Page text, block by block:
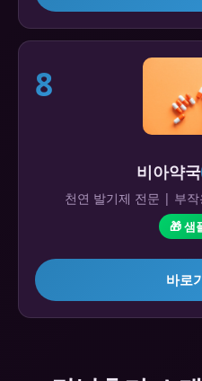
8
비아약국
천연 발기제 전문 | 부
🎁 샘
바로